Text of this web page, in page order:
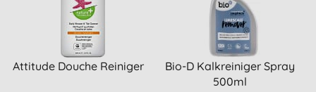
Attitude Douche Reiniger
Bio-D Kalkreiniger Spray
500ml